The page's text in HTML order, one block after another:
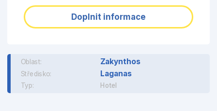
Doplnit informace
Oblast: Zakynthos
Středisko: Laganas
Typ: Hotel